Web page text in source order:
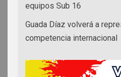
equipos Sub 16
Guada Díaz volverá a
competencia internacional